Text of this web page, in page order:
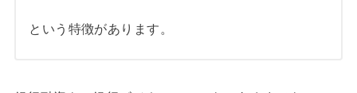
という特徴があります。